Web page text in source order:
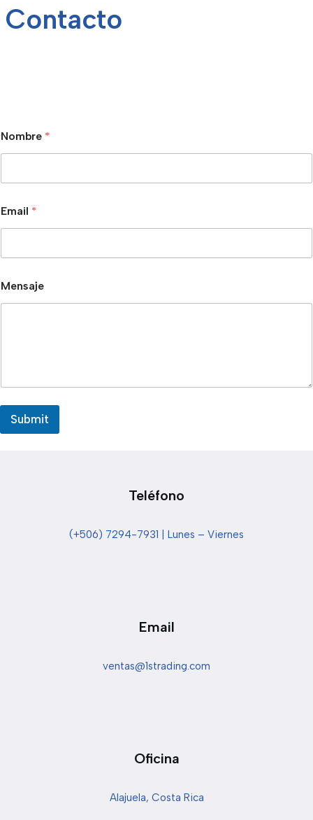
Contacto
Nombre *
Email *
Mensaje
Submit
Teléfono
(+506) 7294-7931 | Lunes – Viernes
Email
ventas@1strading.com
Oficina
Alajuela, Costa Rica